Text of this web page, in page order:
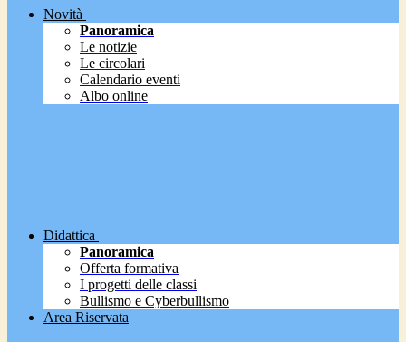
Novità
Panoramica
Le notizie
Le circolari
Calendario eventi
Albo online
Didattica
Panoramica
Offerta formativa
I progetti delle classi
Bullismo e Cyberbullismo
Area Riservata